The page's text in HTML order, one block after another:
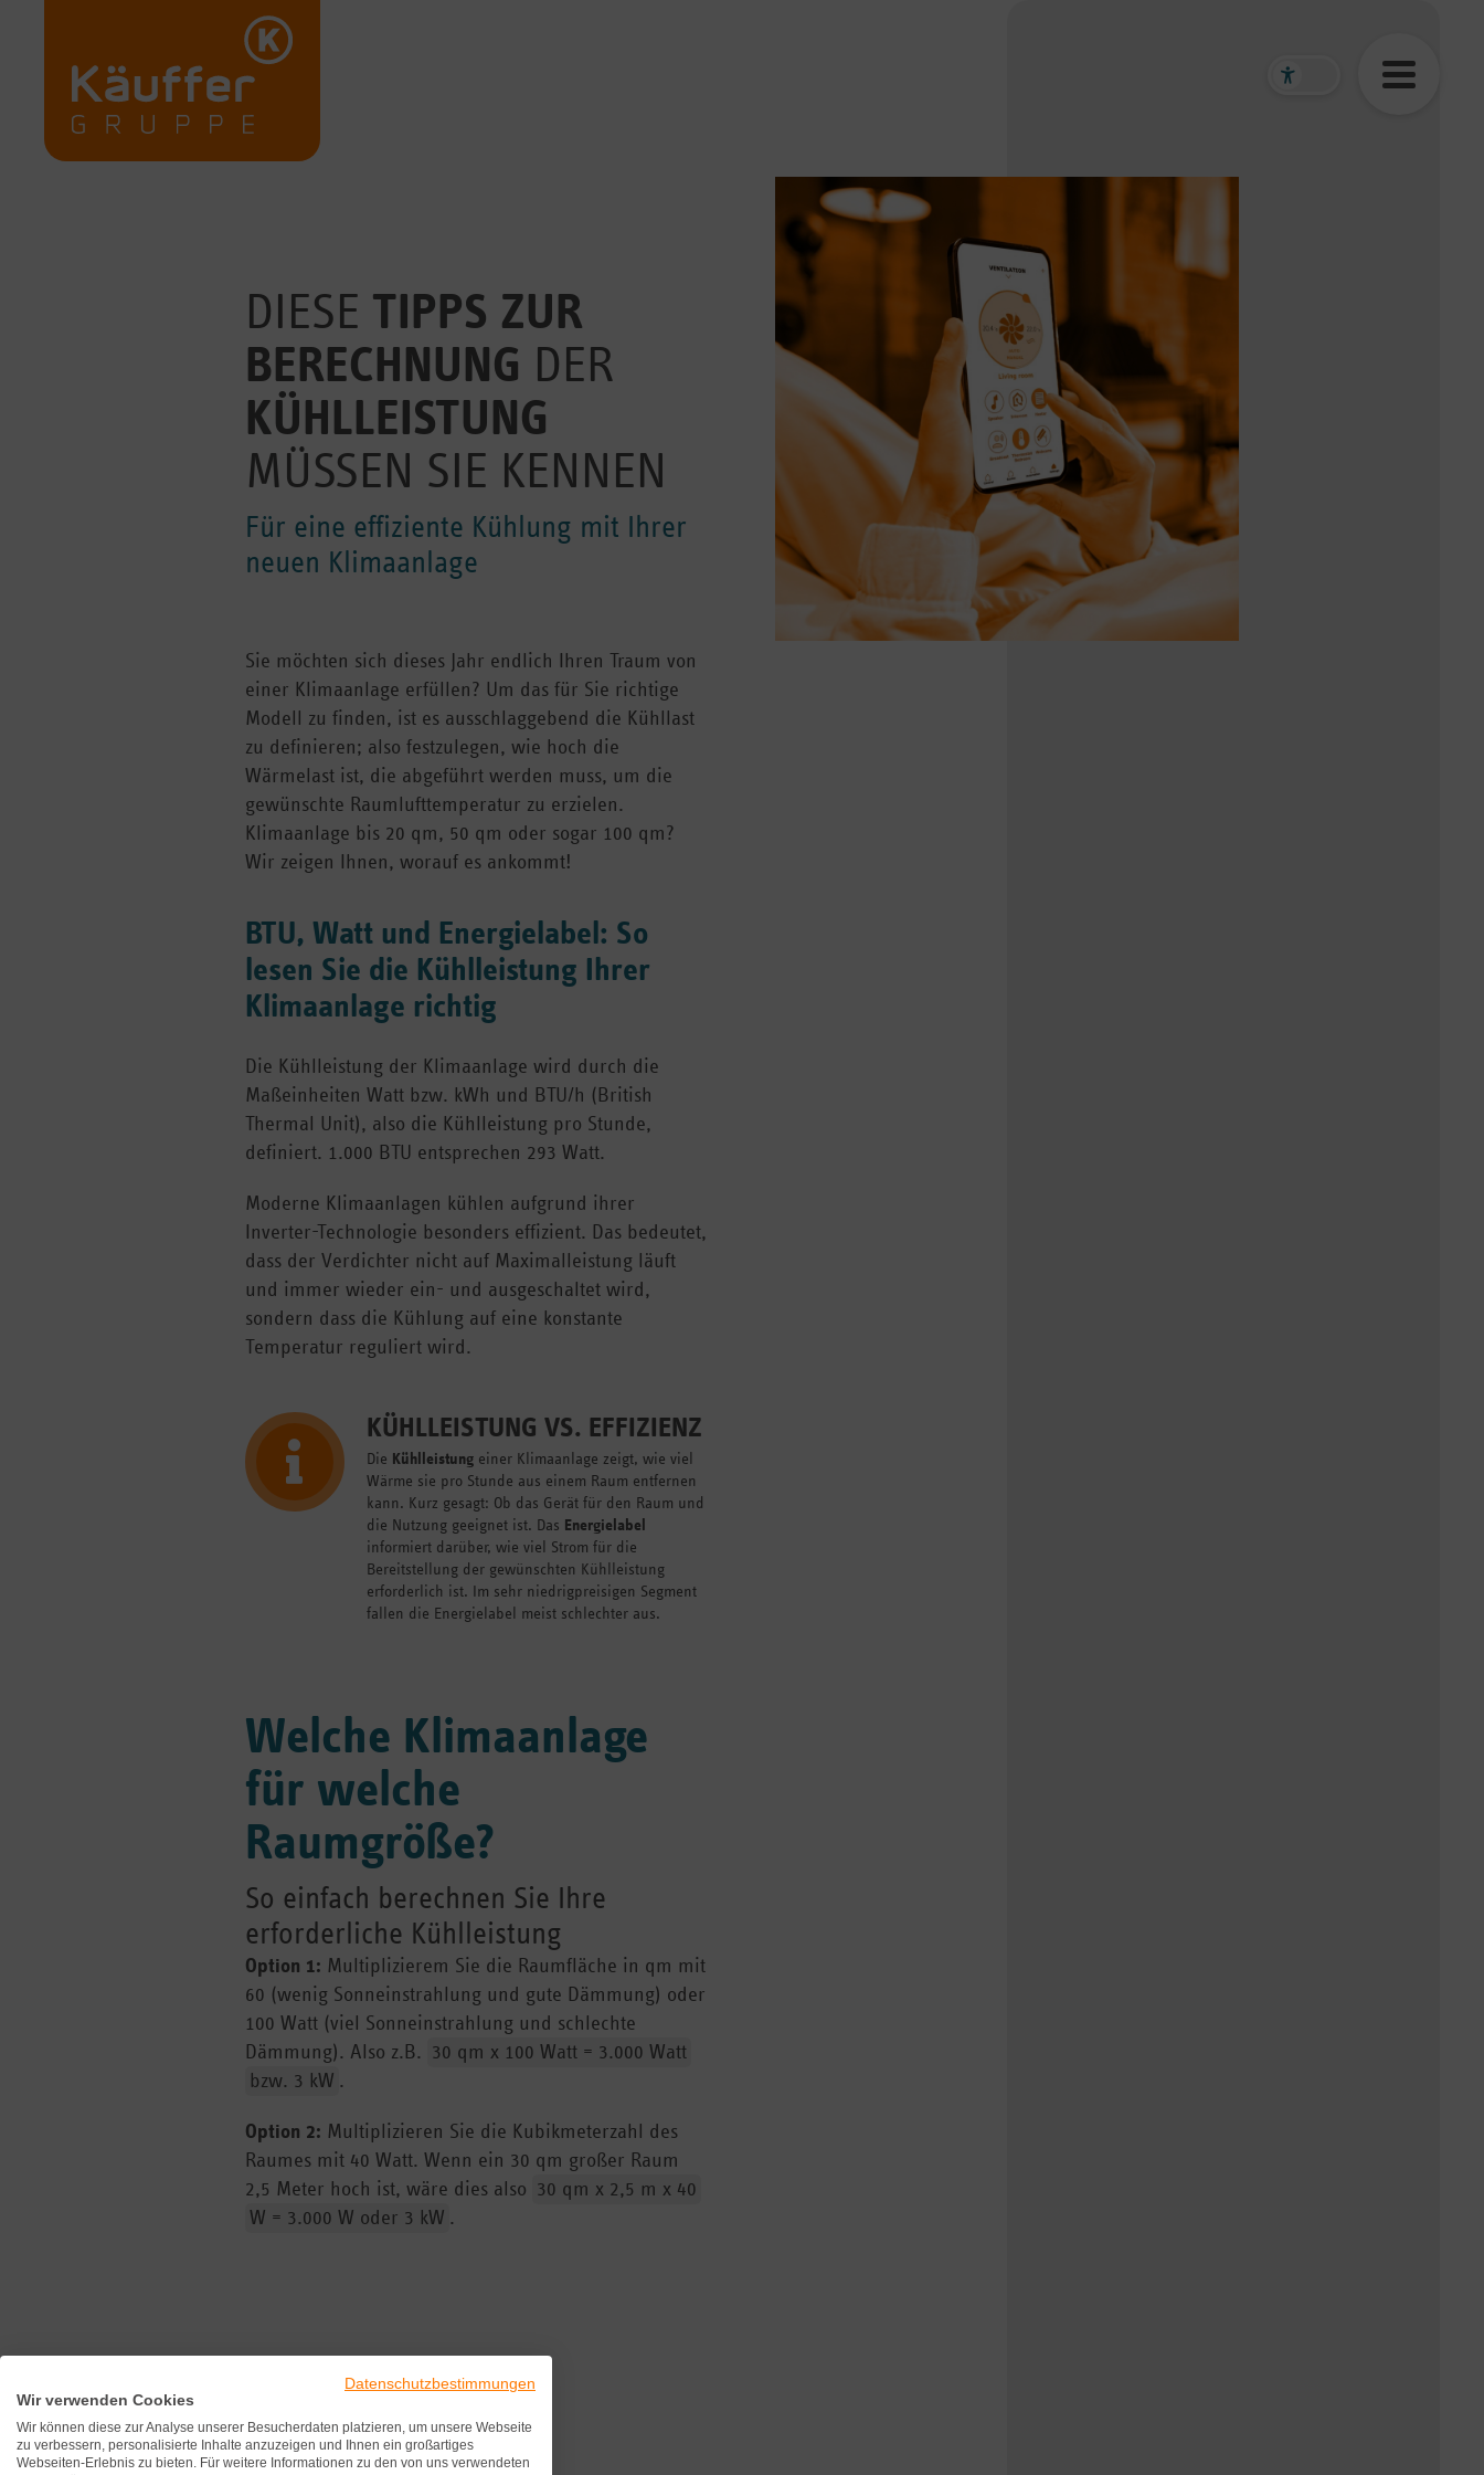
DIESE TIPPS ZUR
BERECHNUNG DER
KÜHLLEISTUNG
MÜSSEN SIE KENNEN
Für eine effiziente Kühlung mit Ihrer
neuen Klimaanlage
Sie möchten sich dieses Jahr endlich Ihren Traum von
einer Klimaanlage erfüllen? Um das für Sie richtige
Modell zu finden, ist es ausschlaggebend die Kühllast
zu definieren; also festzulegen, wie hoch die
Wärmelast ist, die abgeführt werden muss, um die
gewünschte Raumlufttemperatur zu erzielen.
Klimaanlage bis 20 qm, 50 qm oder sogar 100 qm?
Wir zeigen Ihnen, worauf es ankommt!
BTU, Watt und Energielabel: So
lesen Sie die Kühlleistung Ihrer
Klimaanlage richtig
Die Kühlleistung der Klimaanlage wird durch die
Maßeinheiten Watt bzw. kWh und BTU/h (British
Thermal Unit), also die Kühlleistung pro Stunde,
definiert. 1.000 BTU entsprechen 293 Watt.
Moderne Klimaanlagen kühlen aufgrund ihrer
Inverter-Technologie besonders effizient. Das bedeutet,
dass der Verdichter nicht auf Maximalleistung läuft
und immer wieder ein- und ausgeschaltet wird,
sondern dass die Kühlung auf eine konstante
Temperatur reguliert wird.
KÜHLLEISTUNG VS. EFFIZIENZ
Die Kühlleistung einer Klimaanlage zeigt, wie viel
Wärme sie pro Stunde aus einem Raum entfernen
kann. Kurz gesagt: Ob das Gerät für den Raum und
die Nutzung geeignet ist. Das Energielabel
informiert darüber, wie viel Strom für die
Bereitstellung der gewünschten Kühlleistung
erforderlich ist. Im sehr niedrigpreisigen Segment
fallen die Energielabel meist schlechter aus.
Welche Klimaanlage
für welche
Raumgröße?
So einfach berechnen Sie Ihre
erforderliche Kühlleistung
Option 1: Multiplizierem Sie die Raumfläche in qm mit
60 (wenig Sonneinstrahlung und gute Dämmung) oder
100 Watt (viel Sonneinstrahlung und schlechte
Dämmung). Also z.B.
30 qm x 100 Watt = 3.000 Watt
bzw. 3 kW .
Option 2: Multiplizieren Sie die Kubikmeterzahl des
Raumes mit 40 Watt. Wenn ein 30 qm großer Raum
2,5 Meter hoch ist, wäre dies also 30 qm x 2,5 m x 40
W = 3.000 W oder 3 kW .
Datenschutzbestimmungen
Wir verwenden Cookies
Wir können diese zur Analyse unserer Besucherdaten platzieren, um unsere Webseite
zu verbessern, personalisierte Inhalte anzuzeigen und Ihnen ein großartiges
Webseiten-Erlebnis zu bieten. Für weitere Informationen zu den von uns verwendeten